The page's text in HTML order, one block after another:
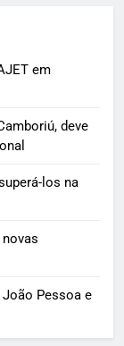
em
deve
los na
Pessoa e